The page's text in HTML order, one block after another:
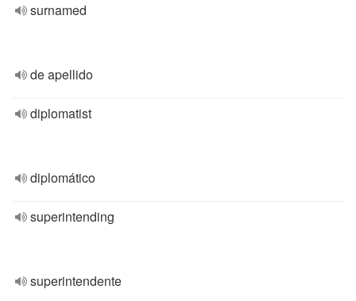
surnamed
de apellido
diplomatist
diplomático
superintending
superintendente